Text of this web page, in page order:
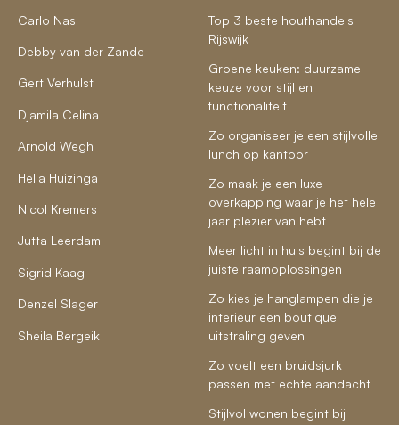
Carlo Nasi
Debby van der Zande
Gert Verhulst
Djamila Celina
Arnold Wegh
Hella Huizinga
Nicol Kremers
Jutta Leerdam
Sigrid Kaag
Denzel Slager
Sheila Bergeik
Top 3 beste houthandels
Rijswijk
Groene keuken: duurzame
keuze voor stijl en
functionaliteit
Zo organiseer je een stijlvolle
lunch op kantoor
Zo maak je een luxe
overkapping waar je het hele
jaar plezier van hebt
Meer licht in huis begint bij de
juiste raamoplossingen
Zo kies je hanglampen die je
interieur een boutique
uitstraling geven
Zo voelt een bruidsjurk
passen met echte aandacht
Stijlvol wonen begint bij